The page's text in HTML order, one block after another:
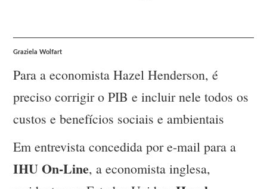
Graziela Wolfart
Para a economista Hazel Henderson, é
preciso corrigir o PIB e incluir nele todos os
custos e benefícios sociais e ambientais
Em entrevista concedida por e-mail para a
IHU On-Line, a economista inglesa,